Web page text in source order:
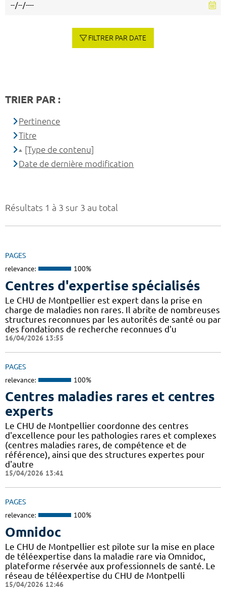
Résultats 1 à 3 sur 3 au total
PAGES
relevance: 100%
Centres d'expertise spécialisés
Le CHU de Montpellier est expert dans la prise en
charge de maladies non rares. Il abrite de nombreuses
structures reconnues par les autorités de santé ou par
des fondations de recherche reconnues d'u
16/04/2026 13:55
PAGES
relevance: 100%
Centres maladies rares et centres
experts
Le CHU de Montpellier coordonne des centres
d'excellence pour les pathologies rares et complexes
(centres maladies rares, de compétence et de
référence), ainsi que des structures expertes pour
d'autre
15/04/2026 13:41
PAGES
relevance: 100%
Omnidoc
Le CHU de Montpellier est pilote sur la mise en place
de téléexpertise dans la maladie rare via Omnidoc,
plateforme réservée aux professionnels de santé. Le
réseau de téléexpertise du CHU de Montpelli
15/04/2026 12:46
FILTRER PAR DATE
TRIER PAR :
Pertinence
Titre
[Type de contenu]
Date de dernière modification